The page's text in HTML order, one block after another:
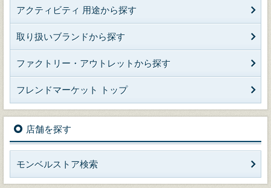
アクティビティ 用途から探す
取り扱いブランドから探す
ファクトリー・アウトレットから探す
フレンドマーケット トップ
店舗を探す
モンベルストア検索